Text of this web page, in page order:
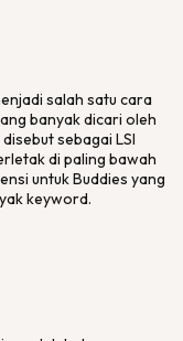
salah satu cara
banyak dicari oleh
sebagai LSI
di paling bawah
untuk Buddies yang
keyword.